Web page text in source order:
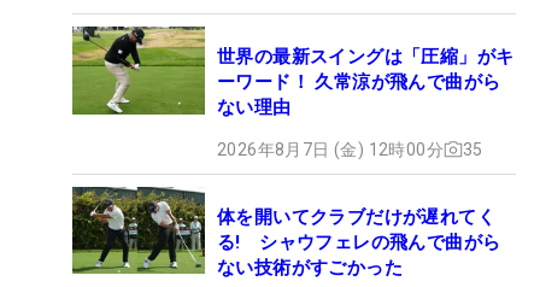
世界の最新スイングは「圧縮」がキ
ーワード！ 久常涼が飛んで曲がら
ない理由
2026年8月7日 (金) 12時00分 35
体を開いてクラブだけが遅れてく
る! シャウフェレの飛んで曲がら
ない技術がすごかった